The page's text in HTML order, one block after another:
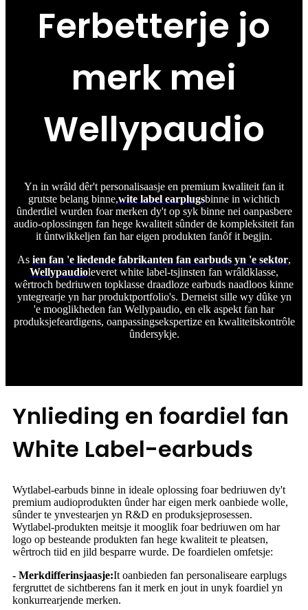
Ferbetterje jo
merk mei
Wellypaudio
Yn in wrâld dêr't personalisaasje en premium kwaliteit fan it
grutste belang binne,wite label earplugsbinne in wichtich
ûnderdiel wurden foar merken dy't op syk binne nei oanpasbere
audio-oplossingen fan hege kwaliteit sûnder de kompleksiteit fan
it ûntwikkeljen fan har eigen produkten fanôf it begjin.
As ien fan 'e liedende fabrikanten fan earbuds yn 'e sektor,
Wellypaudioleveret white label-tsjinsten fan wrâldklasse,
wêrtroch bedriuwen topklasse draadloze earbuds naadloos kinne
yntegrearje yn har produktportfolio's. Derneist sille wy dûke yn
'e mooglikheden fan Wellypaudio, en elk aspekt fan har
produksjefeardigens, oanpassingsekspertize en kwaliteitskontrôle
ûndersykje.
Ynlieding en foardiel fan
White Label-earbuds
Wytlabel-earbuds binne in ideale oplossing foar bedriuwen dy't
premium audioprodukten ûnder har eigen merk oanbiede wolle,
sûnder te ynvestearjen yn R&D en produksjeprosessen.
Wytlabel-produkten meitsje it mooglik foar bedriuwen om har
logo op besteande produkten fan hege kwaliteit te pleatsen,
wêrtroch tiid en jild besparre wurde. De foardielen omfetsje:
- Merkdifferinsjaasje:It oanbieden fan personaliseare earplugs
fergruttet de sichtberens fan it merk en jout in unyk foardiel yn
konkurrearjende merken.